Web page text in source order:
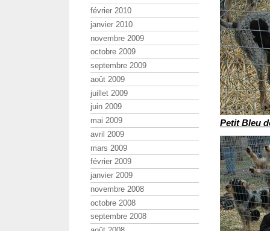
Petit Bleu
février 2010
janvier 2010
novembre 2009
octobre 2009
septembre 2009
août 2009
juillet 2009
juin 2009
mai 2009
avril 2009
mars 2009
février 2009
janvier 2009
novembre 2008
octobre 2008
septembre 2008